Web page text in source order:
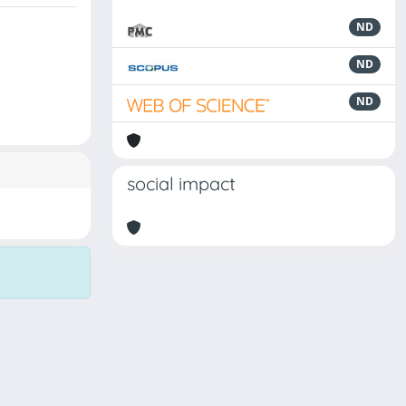
ND
ND
ND
social impact